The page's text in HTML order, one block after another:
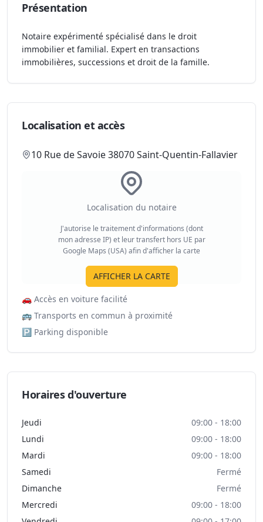
Présentation
Notaire expérimenté spécialisé dans le droit
immobilier et familial. Expert en transactions
immobilières, successions et droit de la famille.
Localisation et accès
10 Rue de Savoie 38070 Saint-Quentin-Fallavier
Localisation du notaire
J'autorise le traitement d'informations (dont
mon adresse IP) et leur transfert hors UE par
Google Maps (USA) afin d'afficher la carte
AFFICHER LA CARTE
🚗 Accès en voiture facilité
🚌 Transports en commun à proximité
🅿️ Parking disponible
Horaires d'ouverture
Jeudi
09:00 - 18:00
Lundi
09:00 - 18:00
Mardi
09:00 - 18:00
Samedi
Fermé
Dimanche
Fermé
Mercredi
09:00 - 18:00